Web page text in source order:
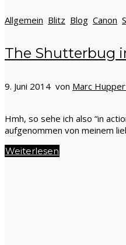
Allgemein Blitz Blog Canon
The Shutterbug
9. Juni 2014 von Marc
Hmh, so sehe ich also “in
aufgenommen von meinem
Weiterlesen